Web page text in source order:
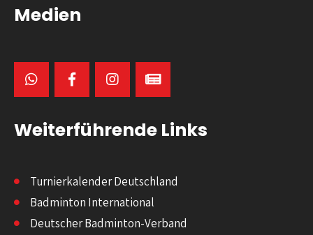
Medien
Weiterführende Links
Turnierkalender Deutschland
Badminton International
Deutscher Badminton-Verband